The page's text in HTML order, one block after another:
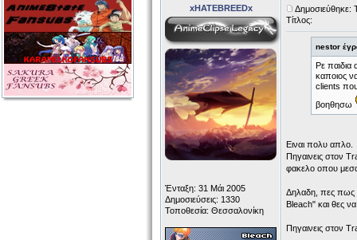
xHATEBREEDx
Ένταξη: 31 Μάι 2005
Δημοσιεύσεις: 1330
Τοποθεσία: Θεσσαλονίκη
Δημοσιεύθηκε:
Τίτλος:
nestor
Ρε παιδια
καποιος
clients που
βοηθησω
Ειναι πολυ απλο.
Πηγαινεις στον
φακελο οπου
Δηλαδη, πες πως
Bleach" και θες
Πηγαινεις στον